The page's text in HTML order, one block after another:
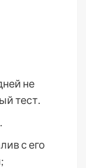
не
тест.
с его